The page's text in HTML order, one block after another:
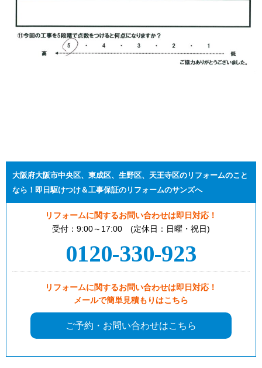
大阪府大阪市中央区、東成区、生野区、天王寺区のリフォームのこと
なら！即日駆けつけ＆工事保証のリフォームのサンズへ
リフォームに関するお問い合わせは即日対応！
受付：9:00～17:00 (定休日：日曜・祝日)
0120-330-923
リフォームに関するお問い合わせは即日対応！
メールで簡単見積もりはこちら
ご予約・お問い合わせはこちら